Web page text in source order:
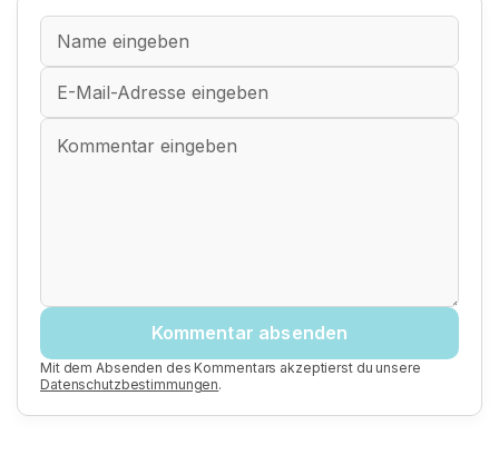
Mit dem Absenden des Kommentars akzeptierst du unsere
Datenschutzbestimmungen.
Kommentar absenden